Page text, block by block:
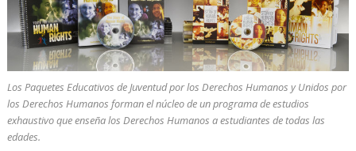
Los Paquetes Educativos de Juventud por los Derechos Humanos y Unidos por
los Derechos Humanos forman el núcleo de un programa de estudios
exhaustivo que enseña los Derechos Humanos a estudiantes de todas las
edades.